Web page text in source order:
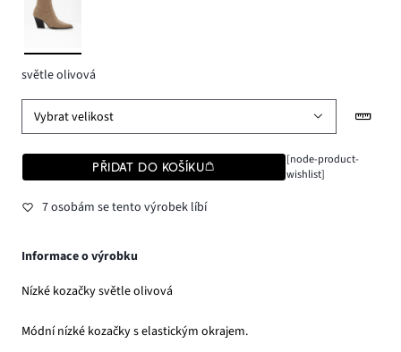
světle olivová
Vybrat velikost
PŘIDAT DO KOŠÍKU
[node-product-
wishlist]
7 osobám se tento výrobek líbí
Informace o výrobku
Nízké kozačky světle olivová
Módní nízké kozačky s elastickým okrajem.